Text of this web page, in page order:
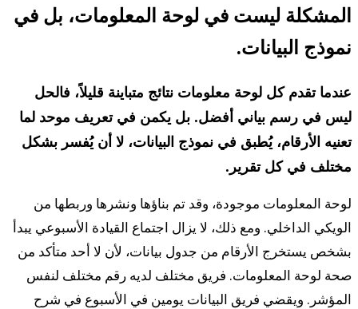
المشكلة ليست في لوحة المعلومات، بل في
نموذج البيانات.
عندما تقدم كل لوحة معلومات نتائج متباينة قليلاً، فالحل
ليس في رسم بياني أفضل. بل يكمن في تعريف موحد لما
تعنيه الأرقام، يُطبق في نموذج البيانات، لا أن يُفسر بشكل
مختلف في كل تقرير.
لوحة المعلومات موجودة، وقد تم بناؤها ونشرها وربطها من
الويكي الداخلي. ومع ذلك، لا يزال اجتماع القيادة الأسبوعي يبدأ
بشخص يستخرج الأرقام من جدول بيانات، لأن لا أحد متأكد من
صحة لوحة المعلومات. فريق مختلف لديه رقم مختلف لنفس
المؤشر. ويقضي فريق البيانات يومين في الأسبوع في شرح